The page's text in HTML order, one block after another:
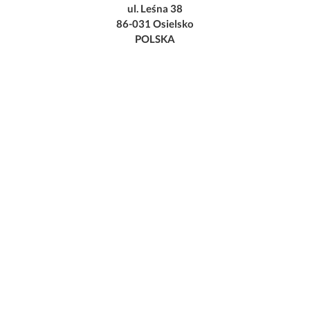
ul. Leśna 38
86-031 Osielsko
POLSKA